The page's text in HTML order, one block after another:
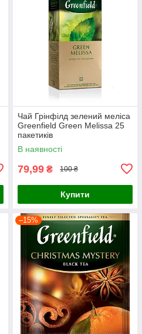
Чай Грінфілд зелений меліса
Greenfield Green Melissa 25
пакетиків
В наявності
79,99 ₴ 100 ₴
Купити
–15%